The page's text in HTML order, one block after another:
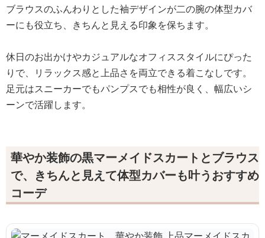
ブラウスのふんわりとした袖デザインが二の腕の体型カバ
ーにも役立ち、きちんと見える印象を保ちます。
休日のお出かけやカジュアルなオフィススタイルにぴった
りで、リラックス感と上品さを両立できる着こなしです。
足元はスニーカーでもパンプスでも相性が良く、幅広いシ
ーンで活躍します。
華やか装飾の黒マーメイドスカートとブラウス
で、きちんと見えて体型カバーも叶うおすすめ
コーデ